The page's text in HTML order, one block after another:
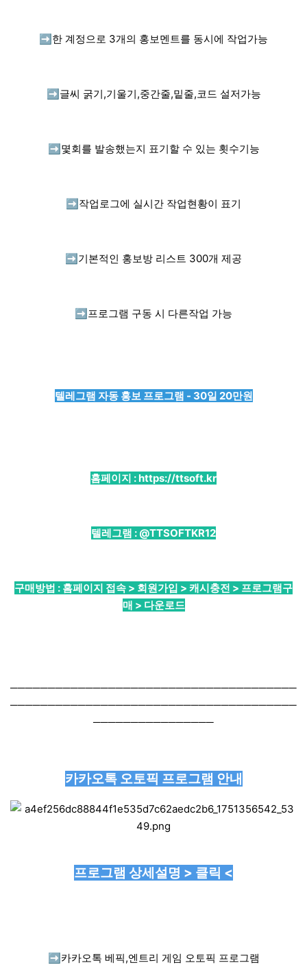
➡️ 한 계정으로 3개의 홍보멘트를 동시에 작업가능
➡️ 글씨 굵기,기울기,중간줄,밑줄,코드 설저가능
➡️ 몇회를 발송했는지 표기할 수 있는 횟수기능
➡️ 작업로그에 실시간 작업현황이 표기
➡️ 기본적인 홍보방 리스트 300개 제공
➡️ 프로그램 구동 시 다른작업 가능
텔레그램 자동 홍보 프로그램 - 30일 20만원
홈페이지 :https://ttsoft.kr
텔레그램 : @TTSOFTKR12
구매방법 : 홈페이지 접속 > 회원가입 > 캐시충전 > 프로그램구
매 > 다운로드
──────────────────────────────────────
──────────────────────────────────────
────────────────
카카오톡 오토픽 프로그램 안내
프로그램 상세설명 > 클릭 <
➡️ 카카오톡 베픽,엔트리 게임 오토픽 프로그램